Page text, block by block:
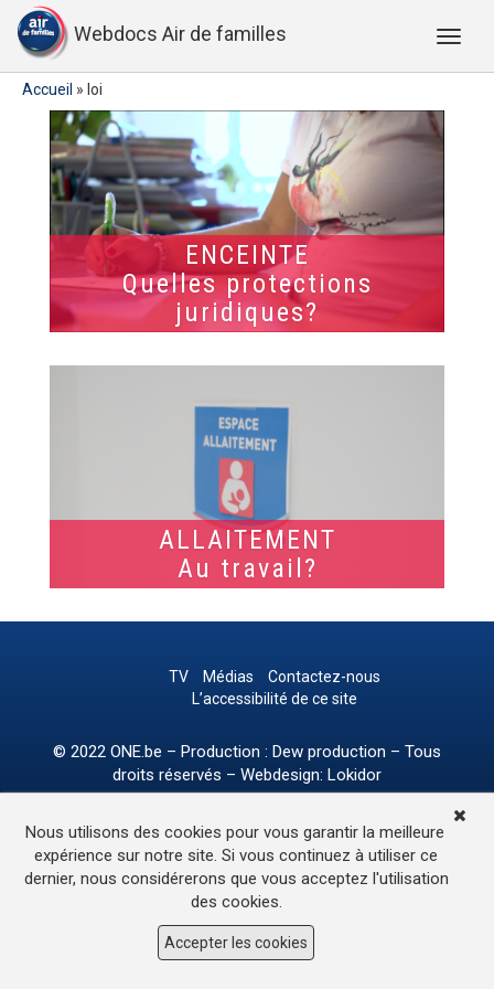
Webdocs Air de familles
Accueil » loi
ENCEINTE
Quelles protections
juridiques?
ALLAITEMENT
Au travail?
TV Médias
Contactez-nous
L’accessibilité de ce site
© 2022 ONE.be – Production : Dew production – Tous
droits réservés – Webdesign: Lokidor
Nous utilisons des cookies pour vous garantir la meilleure
expérience sur notre site. Si vous continuez à utiliser ce
dernier, nous considérerons que vous acceptez l'utilisation
des cookies.
Accepter les cookies